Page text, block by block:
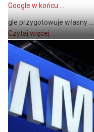
Google w końcu ...
gle przygotowuje własny ...
Czytaj więcej